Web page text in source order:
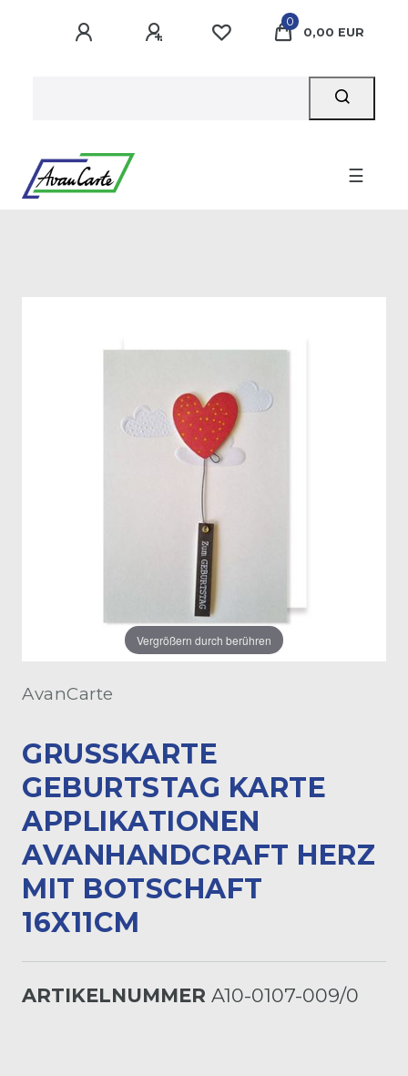
0
0,00 EUR
☰
Vergrößern durch berühren
AvanCarte
GRUSSKARTE G
EBURTSTAG KARTE A
PPLIKATIONEN A
VANHANDCRAFT HERZ M
IT BOTSCHAFT 1
6X11CM
ARTIKELNUMMER A10-0107-009/0